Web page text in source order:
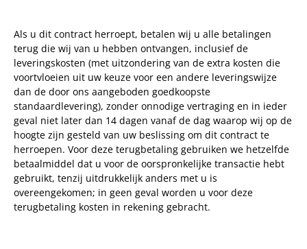
Als u dit contract herroept, betalen wij u alle betalingen
terug die wij van u hebben ontvangen, inclusief de
leveringskosten (met uitzondering van de extra kosten die
voortvloeien uit uw keuze voor een andere leveringswijze
dan de door ons aangeboden goedkoopste
standaardlevering), zonder onnodige vertraging en in ieder
geval niet later dan 14 dagen vanaf de dag waarop wij op de
hoogte zijn gesteld van uw beslissing om dit contract te
herroepen. Voor deze terugbetaling gebruiken we hetzelfde
betaalmiddel dat u voor de oorspronkelijke transactie hebt
gebruikt, tenzij uitdrukkelijk anders met u is
overeengekomen; in geen geval worden u voor deze
terugbetaling kosten in rekening gebracht.